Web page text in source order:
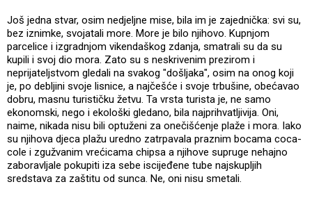
Još jedna stvar, osim nedjeljne mise, bila im je zajednička: svi su,
bez iznimke, svojatali more. More je bilo njihovo. Kupnjom
parcelice i izgradnjom vikendaškog zdanja, smatrali su da su
kupili i svoj dio mora. Zato su s neskrivenim prezirom i
neprijateljstvom gledali na svakog "došljaka", osim na onog koji
je, po debljini svoje lisnice, a najčešće i svoje trbušine, obećavao
dobru, masnu turističku žetvu. Ta vrsta turista je, ne samo
ekonomski, nego i ekološki gledano, bila najprihvatljivija. Oni,
naime, nikada nisu bili optuženi za onečišćenje plaže i mora. Iako
su njihova djeca plažu uredno zatrpavala praznim bocama coca-
cole i zgužvanim vrećicama chipsa a njihove supruge nehajno
zaboravljale pokupiti iza sebe iscijeđene tube najskupljih
sredstava za zaštitu od sunca. Ne, oni nisu smetali.